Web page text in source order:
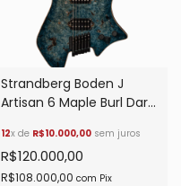
Strandberg Boden J
Artisan 6 Maple Burl Dark
12x de R$10.000,00 sem juros
R$120.000,00
R$108.000,00 com Pix